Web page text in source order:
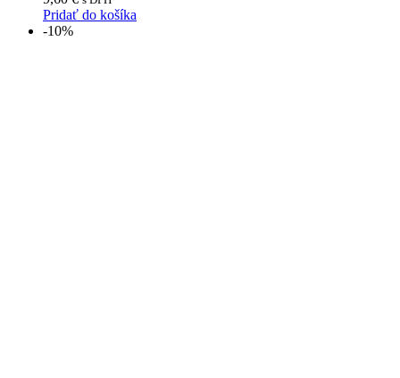
Pridať do košíka
-10%